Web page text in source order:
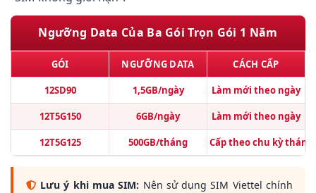
Ngưỡng Data Của Ba Gói Trọn Gói 1 Năm
GÓI NGƯỠNG DATA CÁCH CẤP
12SD90 1,5GB/ngày Làm mới theo ngày
12T5G150 6GB/ngày Làm mới theo ngày
12T5G125 500GB/tháng Cấp theo chu kỳ tháng
Lưu ý khi mua SIM: Nên sử dụng SIM Viettel chính